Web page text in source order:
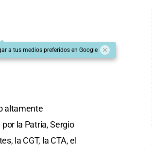
a tus medios preferidos en Google
altamente
la Patria, Sergio
la CGT, la CTA, el